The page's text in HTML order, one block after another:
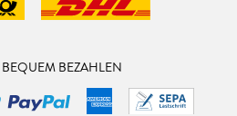
BEZAHLEN